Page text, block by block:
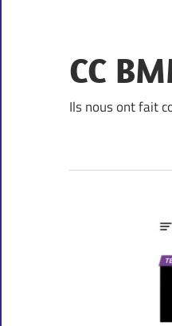
content
CC
Ils nous ont fait